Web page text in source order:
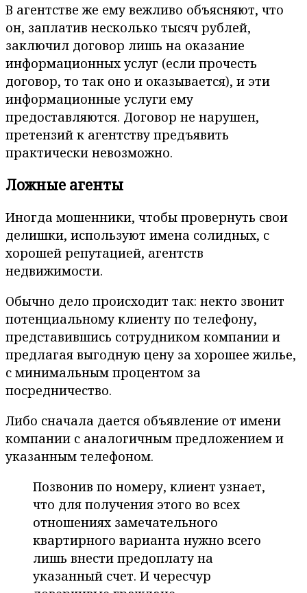
В агентстве же ему вежливо объясняют, что
он, заплатив несколько тысяч рублей,
заключил договор лишь на оказание
информационных услуг (если прочесть
договор, то так оно и оказывается), и эти
информационные услуги ему
предоставляются. Договор не нарушен,
претензий к агентству предъявить
практически невозможно.
Ложные агенты
Иногда мошенники, чтобы провернуть свои
делишки, используют имена солидных, с
хорошей репутацией, агентств
недвижимости.
Обычно дело происходит так: некто звонит
потенциальному клиенту по телефону,
представившись сотрудником компании и
предлагая выгодную цену за хорошее жилье,
с минимальным процентом за
посредничество.
Либо сначала дается объявление от имени
компании с аналогичным предложением и
указанным телефоном.
Позвонив по номеру, клиент узнает,
что для получения этого во всех
отношениях замечательного
квартирного варианта нужно всего
лишь внести предоплату на
указанный счет. И чересчур